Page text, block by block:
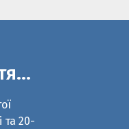
і